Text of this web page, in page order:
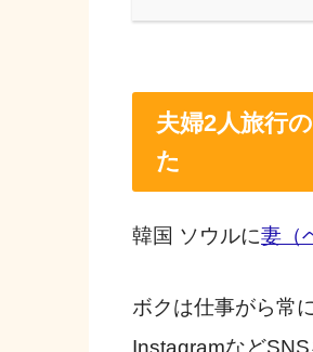
夫婦2人旅行
た
韓国 ソウルに妻（
ボクは仕事がら常
InstagramなどSNS